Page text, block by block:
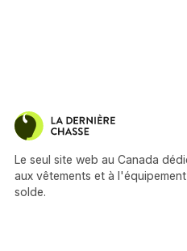
Le seul site web au Canada
aux vêtements et à
solde.